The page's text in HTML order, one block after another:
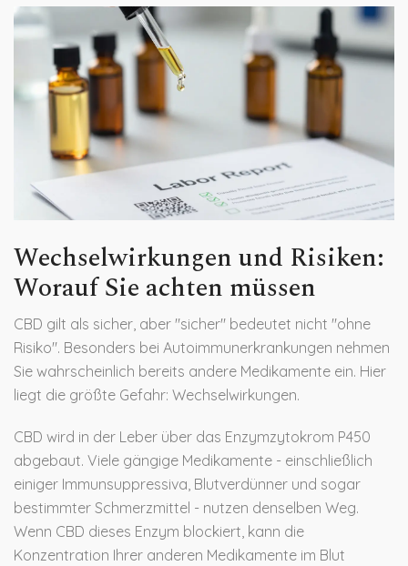
Wechselwirkungen und Risiken:
Worauf Sie achten müssen
CBD gilt als sicher, aber "sicher" bedeutet nicht "ohne
Risiko". Besonders bei Autoimmunerkrankungen nehmen
Sie wahrscheinlich bereits andere Medikamente ein. Hier
liegt die größte Gefahr: Wechselwirkungen.
CBD wird in der Leber über das Enzymzytokrom P450
abgebaut. Viele gängige Medikamente - einschließlich
einiger Immunsuppressiva, Blutverdünner und sogar
bestimmter Schmerzmittel - nutzen denselben Weg.
Wenn CBD dieses Enzym blockiert, kann die
Konzentration Ihrer anderen Medikamente im Blut